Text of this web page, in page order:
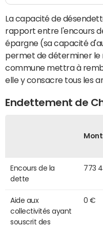
La capacité de
rapport entre l'encours
épargne (sa capacité
permet de déterminer le
commune mettra à
elle y consacre tous les
Endettement de
Encours de la
dette
773
Aide aux
collectivités ayant
souscrit des
0 €